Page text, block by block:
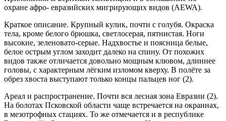
охране афро- евразийских мигрирующих видов (AEWA).
Краткое описание. Крупный кулик, почти с голубя. Окраска
тела, кроме белого брюшка, светло­серая, пятнистая. Ноги
высокие, зеленовато-серые. Надхвостье и поясница белые,
белое острым углом заходит далеко на спину. От похожих
видов также от­личается довольно мощным клювом, длиннее
голо­вы, с характерным лёгким изломом кверху. В полё­те за
обрез хвоста выступают только концы пальцев ног (2).
Ареал и распространение. Почти вся лесная зона Евразии (2).
На болотах Псковской области чаще встречается на окраинах,
в мезотрофных ста­циях. То же отмечается и в республике